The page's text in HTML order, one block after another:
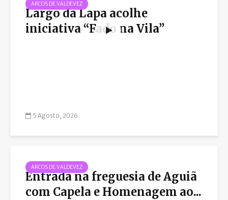
ARCOS DE VALDEVEZ
Largo da Lapa acolhe
iniciativa “Fado na Vila”
5 Agosto, 2026
ARCOS DE VALDEVEZ
Entrada na freguesia de Aguiã
com Capela e Homenagem ao...